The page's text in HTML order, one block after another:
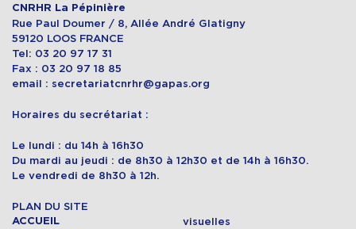
CNRHR La Pépinière
Rue Paul Doumer / 8, Allée André Glatigny
59120 LOOS FRANCE
Tel: 03 20 97 17 31
Fax : 03 20 97 18 85
email : secretariatcnrhr@gapas.org
Horaires du secrétariat :
Le lundi : du 14h à 16h30
Du mardi au jeudi : de 8h30 à 12h30 et de 14h à 16h30.
Le vendredi de 8h30 à 12h.
PLAN DU SITE
ACCUEIL
visuelles